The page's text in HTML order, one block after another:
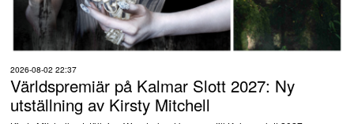
2026-08-02 22:37
Världspremiär på Kalmar Slott 2027: Ny
utställning av Kirsty Mitchell